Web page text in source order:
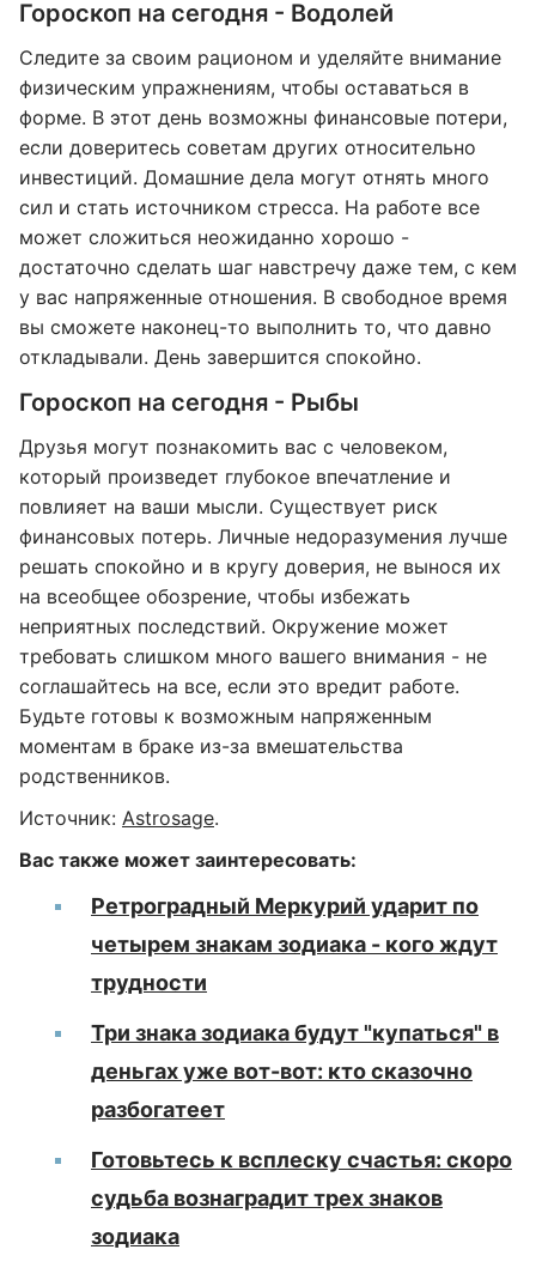
Гороскоп на сегодня - Водолей
Следите за своим рационом и уделяйте внимание
физическим упражнениям, чтобы оставаться в
форме. В этот день возможны финансовые потери,
если доверитесь советам других относительно
инвестиций. Домашние дела могут отнять много
сил и стать источником стресса. На работе все
может сложиться неожиданно хорошо -
достаточно сделать шаг навстречу даже тем, с кем
у вас напряженные отношения. В свободное время
вы сможете наконец-то выполнить то, что давно
откладывали. День завершится спокойно.
Гороскоп на сегодня - Рыбы
Друзья могут познакомить вас с человеком,
который произведет глубокое впечатление и
повлияет на ваши мысли. Существует риск
финансовых потерь. Личные недоразумения лучше
решать спокойно и в кругу доверия, не вынося их
на всеобщее обозрение, чтобы избежать
неприятных последствий. Окружение может
требовать слишком много вашего внимания - не
соглашайтесь на все, если это вредит работе.
Будьте готовы к возможным напряженным
моментам в браке из-за вмешательства
родственников.
Источник: Astrosage.
Вас также может заинтересовать:
Ретроградный Меркурий ударит по
четырем знакам зодиака - кого ждут
трудности
Три знака зодиака будут "купаться" в
деньгах уже вот-вот: кто сказочно
разбогатеет
Готовьтесь к всплеску счастья: скоро
судьба вознаградит трех знаков
зодиака